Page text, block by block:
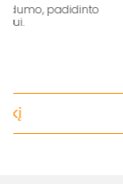
padidinto